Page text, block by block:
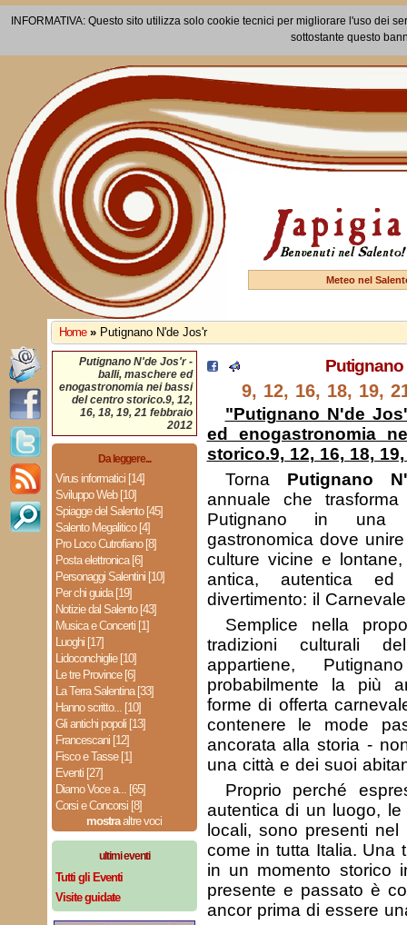
INFORMATIVA: Questo sito utilizza solo cookie tecnici per migliorare l'uso dei
sottostante questo
Meteo nel
Home » Putignano N'de Jos'r
Putignano N'de Jos'r -
balli, maschere ed
enogastronomia nei bassi
del centro storico.9, 12,
16, 18, 19, 21 febbraio
2012
Da leggere...
Virus informatici [14]
Sviluppo Web [10]
Spiagge del Salento [45]
Salento Megalitico [4]
Pro Loco Cutrofiano [8]
Posta elettronica [6]
Personaggi Salentini [10]
Per chi guida [19]
Notizie dal Salento [43]
Musica e Concerti [1]
Luoghi [17]
Lidoconchiglie [10]
Le tre Province [6]
La Terra Salentina [33]
Hanno scritto... [10]
Gli antichi popoli [13]
Francescani [12]
Fisco e Tasse [1]
Eventi [27]
Diamo Voce a... [65]
Corsi e Concorsi [8]
mostraaltre voci
ultimi eventi
Tutti gli Eventi
Visite guidate
9, 12, 16, 18, 19,
"Putignano N'de
ed enogastronomia
storico.9, 12, 16, 18,
Torna Putignano
annuale che
Putignano in una
gastronomica dove
culture vicine e
antica, autentica
divertimento: il
Semplice nella
tradizioni culturali
appartiene,
probabilmente la più
forme di offerta
contenere le mode
ancorata alla storia -
una città e dei suoi
Proprio perché
autentica di un luogo,
locali, sono presenti
come in tutta Italia. Una
in un momento storico
presente e passato è
ancor prima di essere